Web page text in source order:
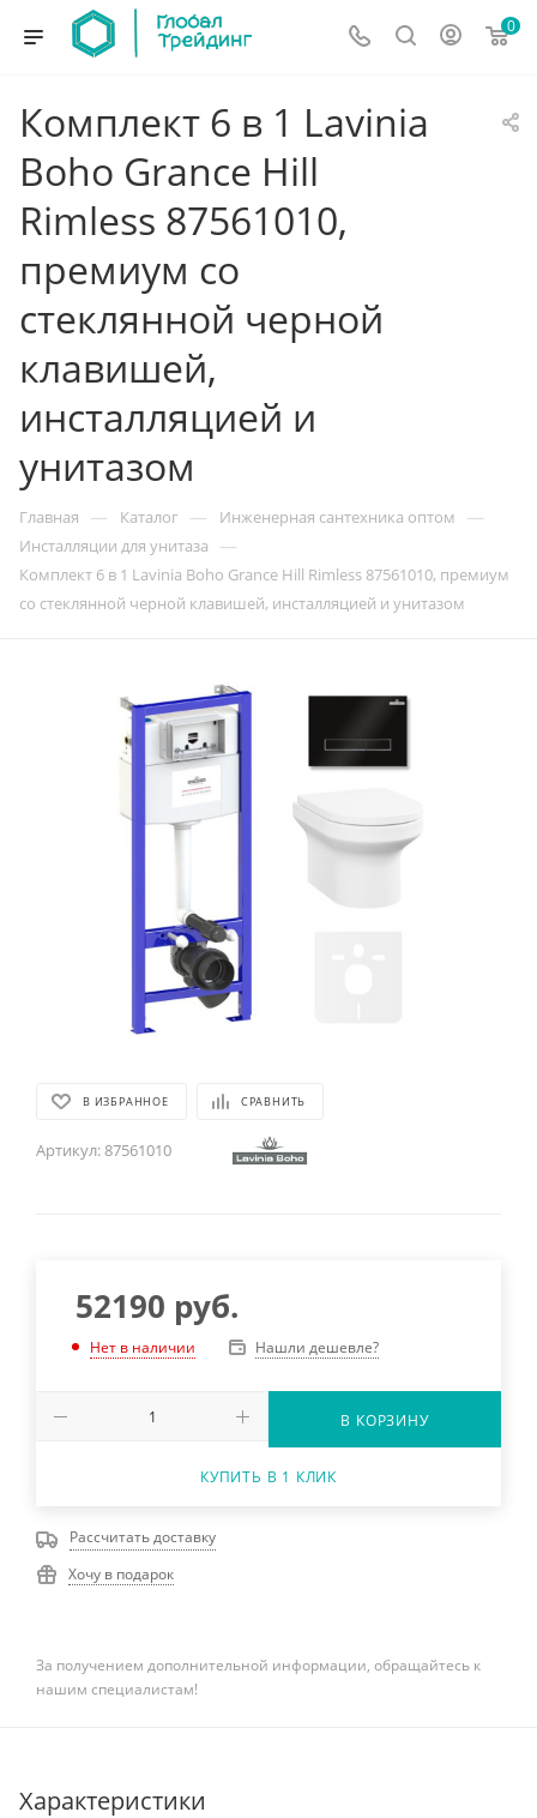
0
Комплект 6 в 1 Lavinia
Boho Grance Hill
Rimless 87561010,
премиум со
стеклянной черной
клавишей,
инсталляцией и
унитазом
Главная — Каталог — Инженерная сантехника оптом —
Инсталляции для унитаза —
Комплект 6 в 1 Lavinia Boho Grance Hill Rimless 87561010, премиум
со стеклянной черной клавишей, инсталляцией и унитазом
В ИЗБРАННОЕ СРАВНИТЬ
Артикул:87561010
52190 руб.
Нет в наличии Нашли дешевле?
В КОРЗИНУ
КУПИТЬ В 1 КЛИК
Рассчитать доставку
Хочу в подарок
За получением дополнительной информации, обращайтесь к
нашим специалистам!
Характеристики